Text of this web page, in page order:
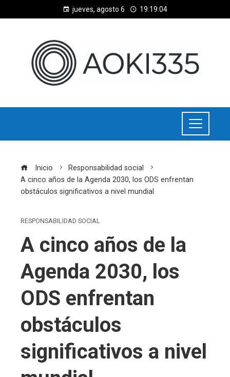
jueves, agosto 6 19:19:04
Inicio
Responsabilidad social
A cinco años de la Agenda 2030, los ODS enfrentan
obstáculos significativos a nivel mundial
RESPONSABILIDAD SOCIAL
A cinco años de la
Agenda 2030, los
ODS enfrentan
obstáculos
significativos a nivel